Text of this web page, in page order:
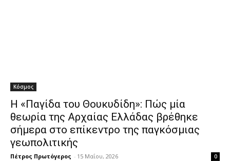
Κόσμος
Η «Παγίδα του Θουκυδίδη»: Πώς μία
θεωρία της Αρχαίας Ελλάδας βρέθηκε
σήμερα στο επίκεντρο της παγκόσμιας
γεωπολιτικής
Πέτρος Πρωτόγερος - 15 Μαΐου, 2026 0